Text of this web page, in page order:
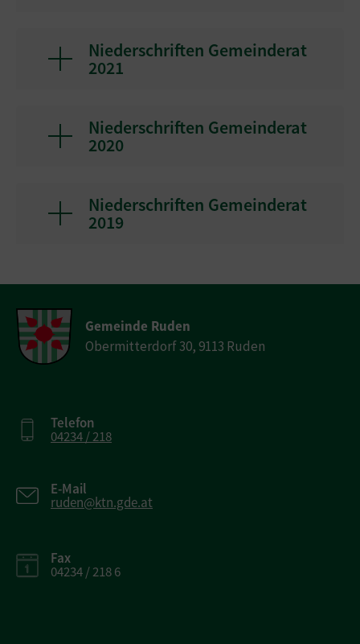
Niederschriften Gemeinderat
2021
Niederschriften Gemeinderat
2020
Niederschriften Gemeinderat
2019
Gemeinde Ruden
Obermitterdorf 30, 9113 Ruden
Telefon
04234 / 218
E-Mail
ruden@ktn.gde.at
Fax
04234 / 218 6